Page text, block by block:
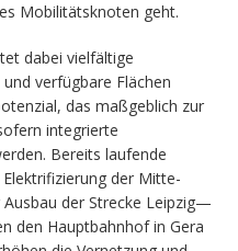
Mobilitätsknoten geht.
dabei vielfältige
verfügbare Flächen
das maßgeblich zur
integrierte
Bereits laufende
der Mitte-
der Strecke Leipzig—
den Hauptbahnhof in Gera